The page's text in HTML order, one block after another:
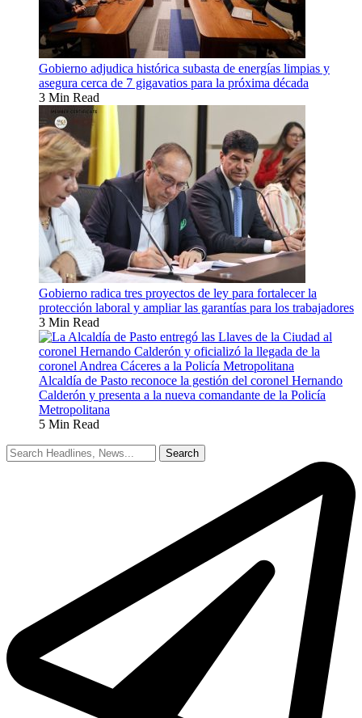
Gobierno adjudica histórica subasta de energías limpias y
asegura cerca de 7 gigavatios para la próxima década
3 Min Read
Gobierno radica tres proyectos de ley para fortalecer la
protección laboral y ampliar las garantías para los trabajadores
3 Min Read
Alcaldía de Pasto reconoce la gestión del coronel Hernando
Calderón y presenta a la nueva comandante de la Policía
Metropolitana
5 Min Read